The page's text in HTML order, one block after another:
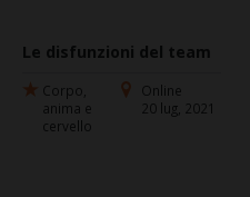
Le disfunzioni del team
Corpo,
anima e
cervello
Online
20 lug, 2021